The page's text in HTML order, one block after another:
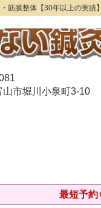
筋膜整体【30年以上の実績
山市堀川小泉町3-10
最短予